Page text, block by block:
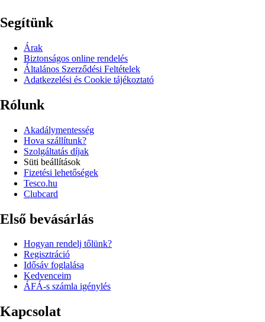
Segítünk
Árak
Biztonságos online rendelés
Általános Szerződési Feltételek
Adatkezelési és Cookie tájékoztató
Rólunk
Akadálymentesség
Hova szállítunk?
Szolgáltatás díjak
Süti beállítások
Fizetési lehetőségek
Tesco.hu
Clubcard
Első bevásárlás
Hogyan rendelj tőlünk?
Regisztráció
Idősáv foglalása
Kedvenceim
ÁFÁ-s számla igénylés
Kapcsolat